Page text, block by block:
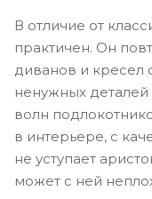
В отличие от
практичен. Он
диванов и кресел
ненужных деталей
волн
в интерьере, с
не уступает
может с ней